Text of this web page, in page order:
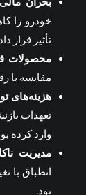
خودرو را
تأثیر قرار
محصولات
مقایسه با
هزینه‌های
تعهدات
وارد کرده
مدیریت
انطباق با
بود.